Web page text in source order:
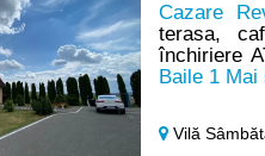
Cazare
terasa,
închiriere
Baile 1
Vilă